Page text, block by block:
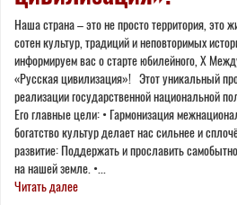
Наша страна – это не просто территория, это
сотен культур, традиций и неповторимых
информируем вас о старте юбилейного, Х
«Русская цивилизация»! Этот уникальный
реализации государственной национальной
Его главные цели: • Гармонизация
богатство культур делает нас сильнее и
развитие: Поддержать и прославить
на нашей земле. •...
Читать далее